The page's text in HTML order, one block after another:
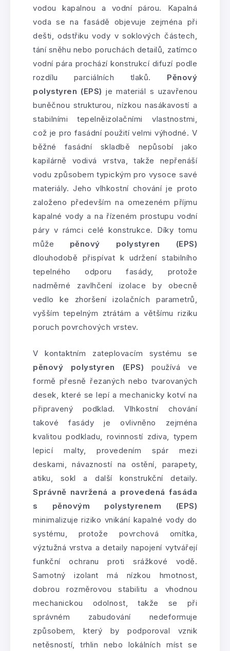
vodou kapalnou a vodní párou. Kapalná
voda se na fasádě objevuje zejména při
dešti, odstřiku vody v soklových částech,
tání sněhu nebo poruchách detailů, zatímco
vodní pára prochází konstrukcí difuzí podle
rozdílu parciálních tlaků. Pěnový
polystyren (EPS) je materiál s uzavřenou
buněčnou strukturou, nízkou nasákavostí a
stabilními tepelněizolačními vlastnostmi,
což je pro fasádní použití velmi výhodné. V
běžné fasádní skladbě nepůsobí jako
kapilárně vodivá vrstva, takže nepřenáší
vodu způsobem typickým pro vysoce savé
materiály. Jeho vlhkostní chování je proto
založeno především na omezeném příjmu
kapalné vody a na řízeném prostupu vodní
páry v rámci celé konstrukce. Díky tomu
může pěnový polystyren (EPS)
dlouhodobě přispívat k udržení stabilního
tepelného odporu fasády, protože
nadměrné zavlhčení izolace by obecně
vedlo ke zhoršení izolačních parametrů,
vyšším tepelným ztrátám a většímu riziku
poruch povrchových vrstev.
V kontaktním zateplovacím systému se
pěnový polystyren (EPS) používá ve
formě přesně řezaných nebo tvarovaných
desek, které se lepí a mechanicky kotví na
připravený podklad. Vlhkostní chování
takové fasády je ovlivněno zejména
kvalitou podkladu, rovinností zdiva, typem
lepicí malty, provedením spár mezi
deskami, návazností na ostění, parapety,
atiku, sokl a další konstrukční detaily.
Správně navržená a provedená fasáda
s pěnovým polystyrenem (EPS)
minimalizuje riziko vnikání kapalné vody do
systému, protože povrchová omítka,
výztužná vrstva a detaily napojení vytvářejí
funkční ochranu proti srážkové vodě.
Samotný izolant má nízkou hmotnost,
dobrou rozměrovou stabilitu a vhodnou
mechanickou odolnost, takže se při
správném zabudování nedeformuje
způsobem, který by podporoval vznik
netěsností, trhlin nebo lokálních míst se